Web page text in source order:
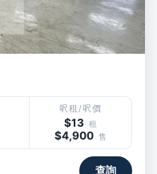
呎租/呎價
$13 租
$4,900 售
查詢